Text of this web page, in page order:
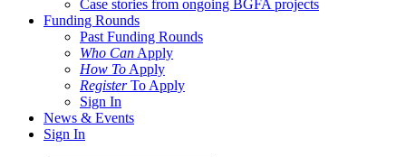
Case stories from ongoing BGFA projects
Funding Rounds
Past Funding Rounds
Who Can Apply
How To Apply
RegisterTo Apply
Sign In
News & Events
Sign In